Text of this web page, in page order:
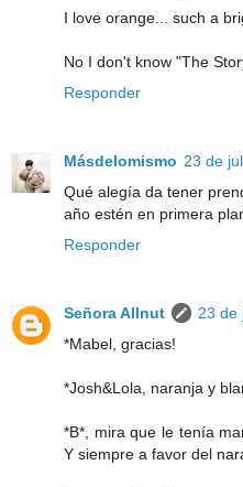
I love orange... such a
No I don't know "The
Responder
Másdelomismo 23 de
Qué alegía da tener
año estén en primera
Responder
Señora Allnut
23 de
*Mabel, gracias!
*Josh&Lola, naranja y
*B*, mira que le tenía
Y siempre a favor del